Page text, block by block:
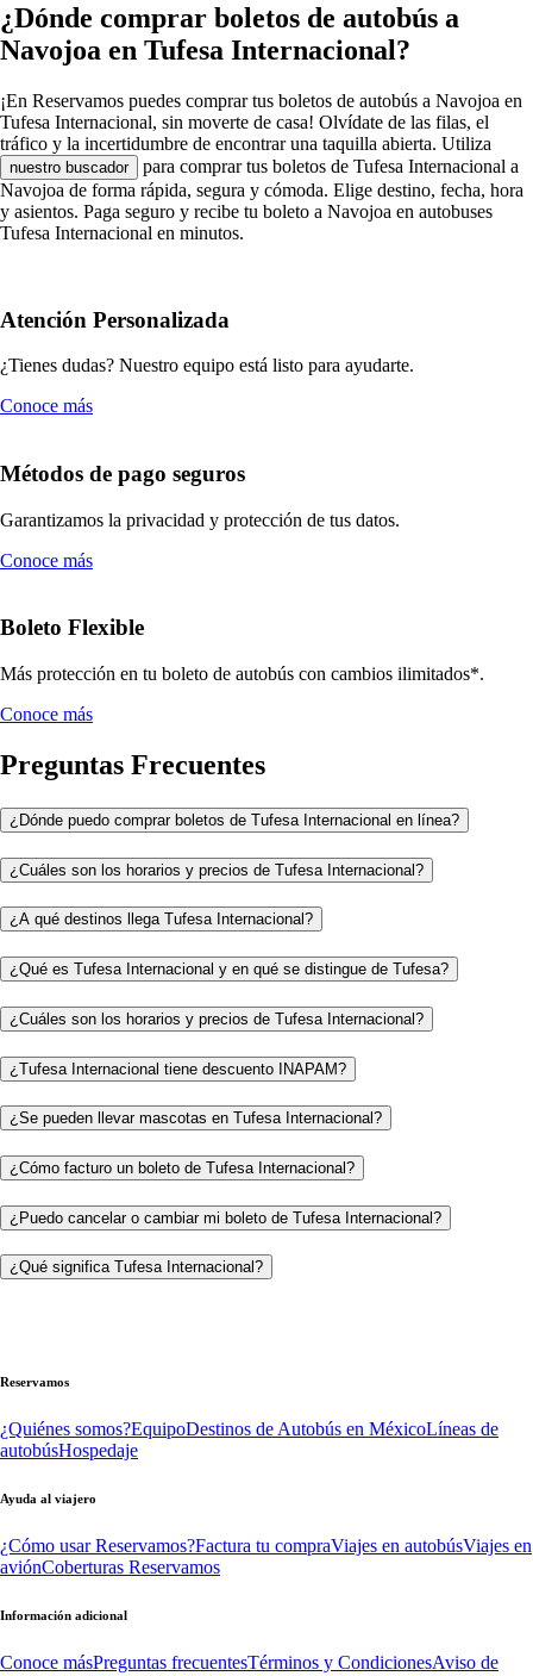
¿Dónde comprar boletos de autobús a
Navojoa en Tufesa Internacional?
¡En Reservamos puedes comprar tus boletos de autobús a Navojoa en
Tufesa Internacional, sin moverte de casa! Olvídate de las filas, el
tráfico y la incertidumbre de encontrar una taquilla abierta. Utiliza
nuestro buscador
para comprar tus boletos de Tufesa Internacional a
Navojoa de forma rápida, segura y cómoda. Elige destino, fecha, hora
y asientos. Paga seguro y recibe tu boleto a Navojoa en autobuses
Tufesa Internacional en minutos.
Atención Personalizada
¿Tienes dudas? Nuestro equipo está listo para ayudarte.
Conoce más
Métodos de pago seguros
Garantizamos la privacidad y protección de tus datos.
Conoce más
Boleto Flexible
Más protección en tu boleto de autobús con cambios ilimitados*.
Conoce más
Preguntas Frecuentes
¿Dónde puedo comprar boletos de Tufesa Internacional en línea?
¿Cuáles son los horarios y precios de Tufesa Internacional?
¿A qué destinos llega Tufesa Internacional?
¿Qué es Tufesa Internacional y en qué se distingue de Tufesa?
¿Cuáles son los horarios y precios de Tufesa Internacional?
¿Tufesa Internacional tiene descuento INAPAM?
¿Se pueden llevar mascotas en Tufesa Internacional?
¿Cómo facturo un boleto de Tufesa Internacional?
¿Puedo cancelar o cambiar mi boleto de Tufesa Internacional?
¿Qué significa Tufesa Internacional?
Reservamos
¿Quiénes somos?EquipoDestinos de Autobús en MéxicoLíneas de
autobúsHospedaje
Ayuda al viajero
¿Cómo usar Reservamos?Factura tu compraViajes en autobúsViajes en
aviónCoberturas Reservamos
Información adicional
Conoce másPreguntas frecuentesTérminos y CondicionesAviso de